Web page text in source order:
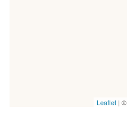
Leaflet| ©